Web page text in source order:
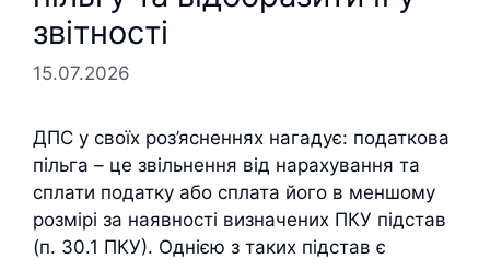
звітності
15.07.2026
ДПС у своїх роз’ясненнях нагадує: податкова
пільга – це звільнення від нарахування та
сплати податку або сплата його в меншому
розмірі за наявності визначених ПКУ підстав
(п. 30.1 ПКУ). Однією з таких підстав є